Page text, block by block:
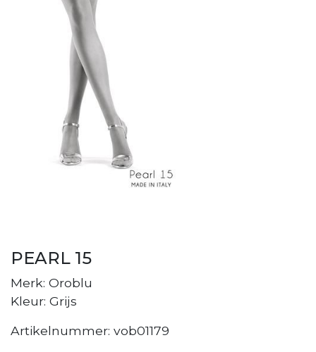
PEARL 15
Merk: Oroblu
Kleur: Grijs
Artikelnummer: vob01179